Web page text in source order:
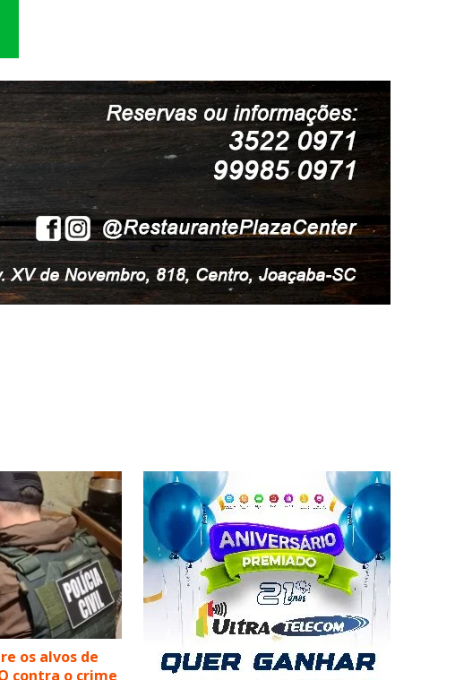
os alvos de
contra o crime